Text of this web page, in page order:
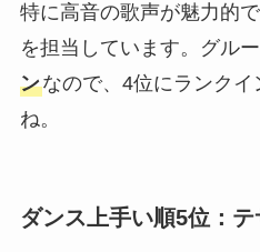
特に高音の歌声が魅力的
を担当しています。グル
ンなので、4位にランク
ね。
ダンス上手い順5位： テ